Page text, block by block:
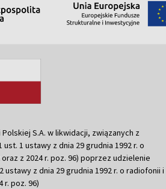
S.A. w likwidacji, związanych z
1 ustawy z dnia 29 grudnia 1992 r. o
z 2024 r. poz. 96) poprzez udzielenie
z dnia 29 grudnia 1992 r. o radiofonii i
r. poz. 96)